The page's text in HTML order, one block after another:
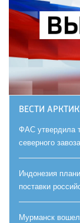
ВЕСТИ
ФАС утвердила
северного
Индонезия
поставки
Мурманск